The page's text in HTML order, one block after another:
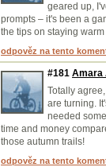
geared up,
prompts – it's been a
the tips on staying
odpověz na tento
#181 Amara
Totally
are turning.
needed
time and money
those autumn trails!
odpověz na tento